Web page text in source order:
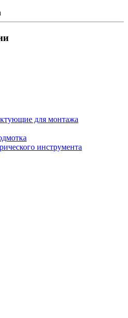
для монтажа
инструмента